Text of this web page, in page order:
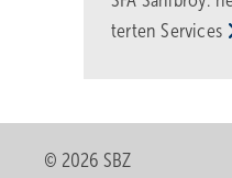
tertenServices
© 2026 SBZ